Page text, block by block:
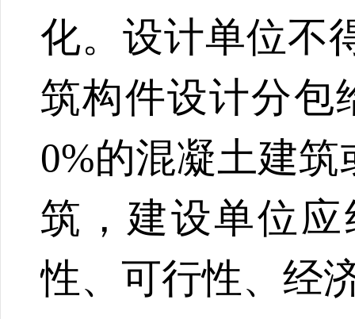
化。设计单位不
筑构件设计分包
0%的混凝土建
筑，建设单位
性、可行性、经